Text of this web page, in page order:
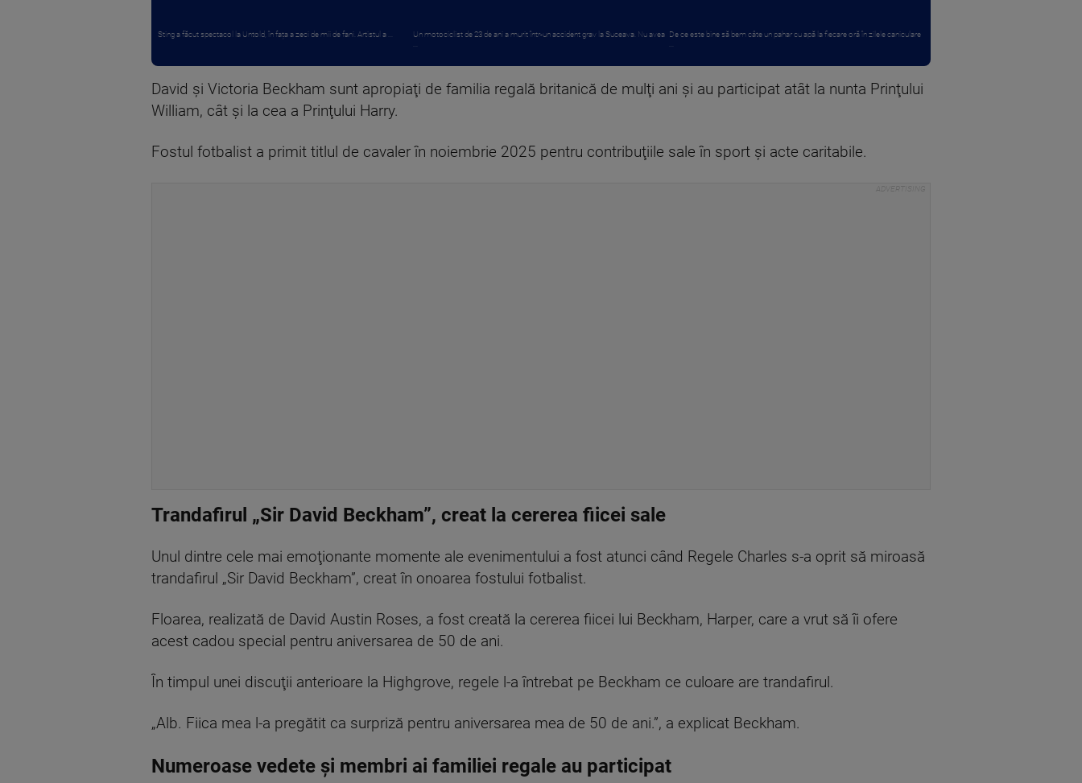
Sting a făcut spectacol la Untold, în fața a zeci de mii de fani. Artistul a ...
Un motociclist de 23 de ani a murit într-un accident grav la Suceava. Nu avea De ce este bine să bem câte un pahar cu apă la fiecare oră în zilele caniculare
David şi Victoria Beckham sunt apropiaţi de familia regală britanică de mulţi ani şi au participat atât la nunta Prinţului
William, cât şi la cea a Prinţului Harry.
Fostul fotbalist a primit titlul de cavaler în noiembrie 2025 pentru contribuţiile sale în sport şi acte caritabile.
Trandafirul „Sir David Beckham”, creat la cererea fiicei sale
Unul dintre cele mai emoţionante momente ale evenimentului a fost atunci când Regele Charles s-a oprit să miroasă
trandafirul „Sir David Beckham”, creat în onoarea fostului fotbalist.
Floarea, realizată de David Austin Roses, a fost creată la cererea fiicei lui Beckham, Harper, care a vrut să îi ofere
acest cadou special pentru aniversarea de 50 de ani.
În timpul unei discuţii anterioare la Highgrove, regele l-a întrebat pe Beckham ce culoare are trandafirul.
„Alb. Fiica mea l-a pregătit ca surpriză pentru aniversarea mea de 50 de ani.”, a explicat Beckham.
Numeroase vedete şi membri ai familiei regale au participat